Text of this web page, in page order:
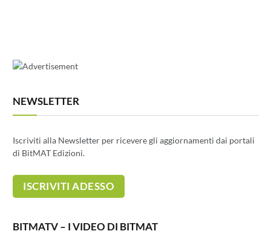
NEWSLETTER
Iscriviti alla Newsletter per ricevere gli aggiornamenti dai portali
di BitMAT Edizioni.
BITMATV – I VIDEO DI BITMAT